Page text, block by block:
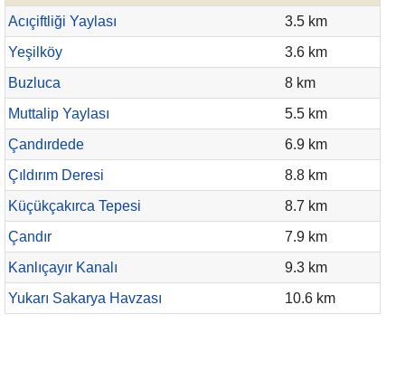
Acıçiftliği Yaylası
3.5 km
Yeşilköy
3.6 km
Buzluca
8 km
Muttalip Yaylası
5.5 km
Çandırdede
6.9 km
Çıldırım Deresi
8.8 km
Küçükçakırca Tepesi
8.7 km
Çandır
7.9 km
Kanlıçayır Kanalı
9.3 km
Yukarı Sakarya Havzası
10.6 km